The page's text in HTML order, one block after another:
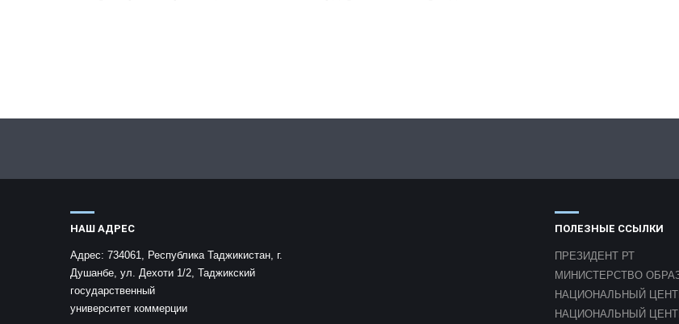
НАШ АДРЕС
Адрес: 734061, Республика Таджикистан, г.
Душанбе, ул. Дехоти 1/2, Таджикский
государственный
университет коммерции
ПОЛЕЗНЫЕ ССЫЛКИ
ПРЕЗИДЕНТ РТ
МИНИСТЕРСТВО
НАЦИОНАЛЬНЫЙ
НАЦИОНАЛЬНЫЙ